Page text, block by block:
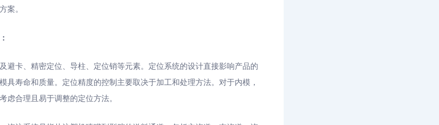
案。
避卡、精密定位、导柱、定位销等元素。定位系统的设计直接影响产品的
具寿命和质量。定位精度的控制主要取决于加工和处理方法。对于内模，
虑合理且易于调整的定位方法。